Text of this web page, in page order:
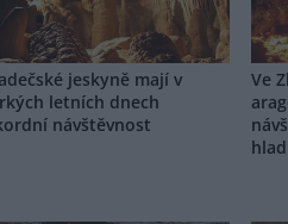
jeskyně mají v
letních dnech
návštěvnost
Ve